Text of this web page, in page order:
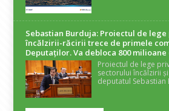
Sebastian Burduja: Proiectul de
încălzirii-răcirii trece de primele
Deputaților. Va debloca 800 milioane
Proiectul de lege
sectorului încălzirii
deputatul Sebastian